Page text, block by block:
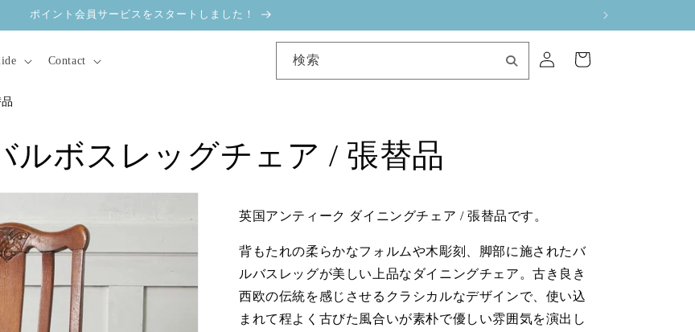
ポイント会員サービスをスタートしました！
Contact 検索
ロ
グ
イ
ー
ルボスレッグチェア / 張替品
英国アンティーク ダイニングチェア / 張替品です。
背もたれの柔らかなフォルムや木彫刻、脚部に施されたバ
ルバスレッグが美しい上品なダイニングチェア。古き良き
西欧の伝統を感じさせるクラシカルなデザインで、使い込
まれて程よく古びた風合いが素朴で優しい雰囲気を演出し